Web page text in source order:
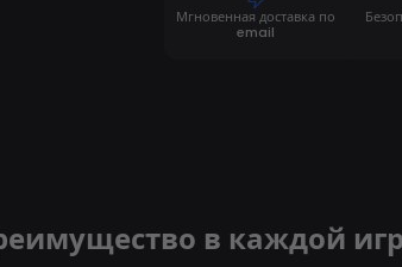
Мгновенная доставка по
email
в каждой